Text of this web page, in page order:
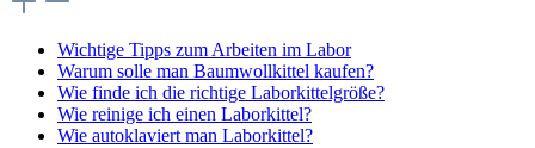
Wichtige Tipps zum Arbeiten im Labor
Warum solle man Baumwollkittel kaufen?
Wie finde ich die richtige Laborkittelgröße?
Wie reinige ich einen Laborkittel?
Wie autoklaviert man Laborkittel?